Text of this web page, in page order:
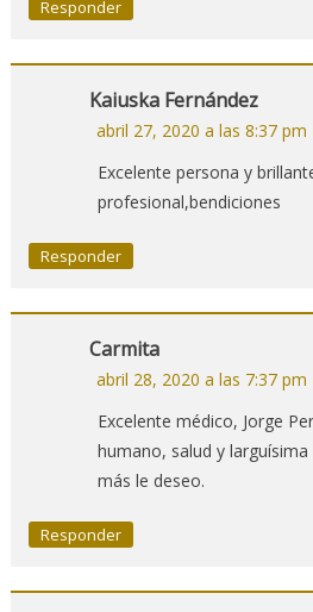
Responder
Kaiuska Fernández
abril 27, 2020 a las 8:37 pm
Excelente persona y
profesional,bendiciones
Responder
Carmita
abril 28, 2020 a las 7:37 pm
Excelente médico, Jorge
humano, salud y
más le deseo.
Responder